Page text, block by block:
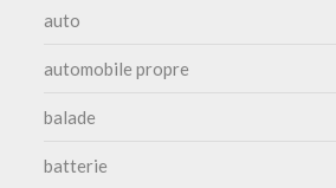
auto
automobile propre
balade
batterie